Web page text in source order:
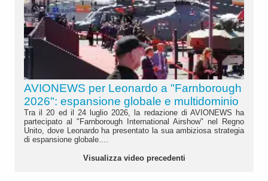
AVIONEWS per Leonardo a "Farnborough
2026": espansione globale e multidominio
Tra il 20 ed il 24 luglio 2026, la redazione di AVIONEWS ha
partecipato al "Farnborough International Airshow" nel Regno
Unito, dove Leonardo ha presentato la sua ambiziosa strategia
di espansione globale....
Visualizza video precedenti